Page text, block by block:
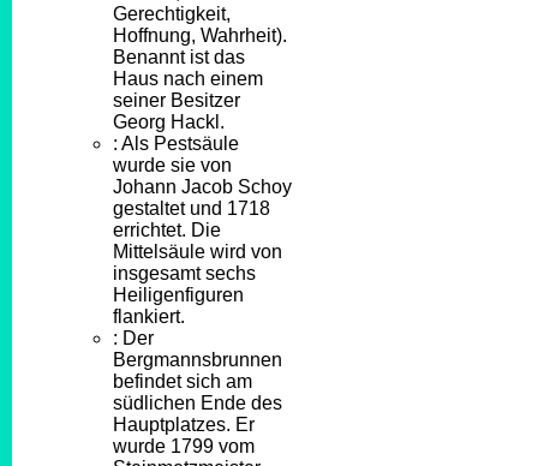
Gerechtigkeit,
Hoffnung, Wahrheit).
Benannt ist das
Haus nach einem
seiner Besitzer
Georg Hackl.
: Als Pestsäule
wurde sie von
Johann Jacob Schoy
gestaltet und 1718
errichtet. Die
Mittelsäule wird von
insgesamt sechs
Heiligenfiguren
flankiert.
: Der
Bergmannsbrunnen
befindet sich am
südlichen Ende des
Hauptplatzes. Er
wurde 1799 vom